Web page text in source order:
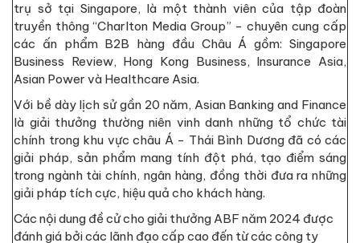
trụ sở tại Singapore, là một thành viên của tập đoàn
truyền thông “Charlton Media Group” - chuyên cung cấp
các ấn phẩm B2B hàng đầu Châu Á gồm: Singapore
Business Review, Hong Kong Business, Insurance Asia,
Asian Power và Healthcare Asia.
Với bề dày lịch sử gần 20 năm, Asian Banking and Finance
là giải thưởng thường niên vinh danh những tổ chức tài
chính trong khu vực châu Á - Thái Bình Dương đã có các
giải pháp, sản phẩm mang tính đột phá, tạo điểm sáng
trong ngành tài chính, ngân hàng, đồng thời đưa ra những
giải pháp tích cực, hiệu quả cho khách hàng.
Các nội dung đề cử cho giải thưởng ABF năm 2024 được
đánh giá bởi các lãnh đạo cấp cao đến từ các công ty